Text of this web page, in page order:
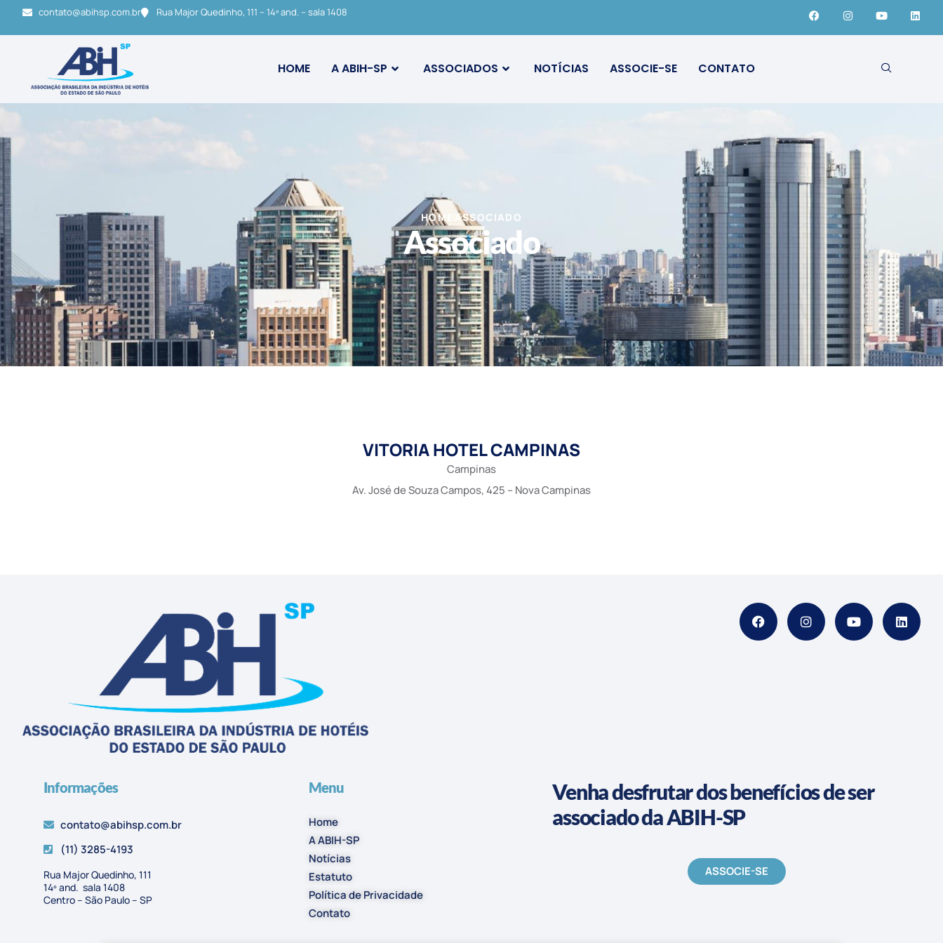
contato@abihsp.com.br Rua Major Quedinho, 111 – 14º and. – sala 1408
HOME A ABIH-SP ASSOCIADOS NOTÍCIAS ASSOCIE-SE CONTATO
HOME ASSOCIADO
Associado
VITORIA HOTEL CAMPINAS
Campinas
Av. José de Souza Campos, 425 – Nova Campinas
Informações
contato@abihsp.com.br
(11) 3285-4193
Rua Major Quedinho, 111
14º and. sala 1408
Centro – São Paulo – SP
Menu
Home
A ABIH-SP
Notícias
Estatuto
Política de Privacidade
Contato
Venha desfrutar dos benefícios de ser
associado da ABIH-SP
ASSOCIE-SE